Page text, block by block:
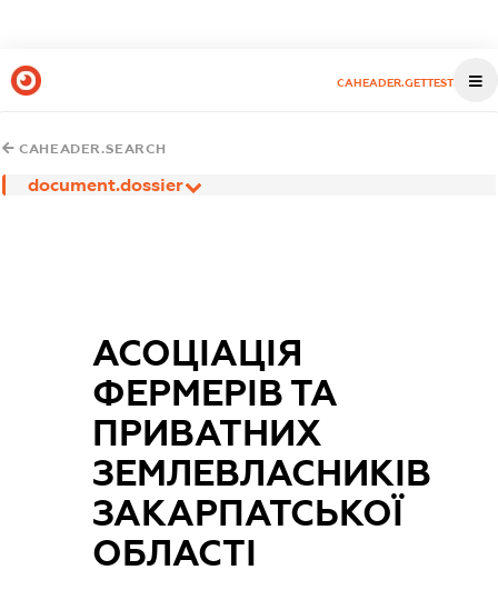
CAHEADER.GETTEST
CAHEADER.SEARCH
document.dossier
АСОЦІАЦІЯ
ФЕРМЕРІВ ТА
ПРИВАТНИХ
ЗЕМЛЕВЛАСНИКІВ
ЗАКАРПАТСЬКОЇ
ОБЛАСТІ